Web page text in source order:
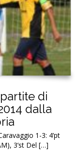
di
dalla
1-3: 4’pt
3’st Del […]